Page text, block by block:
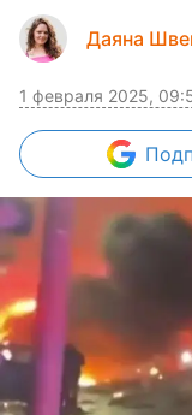
Даяна
1 февраля 2025,